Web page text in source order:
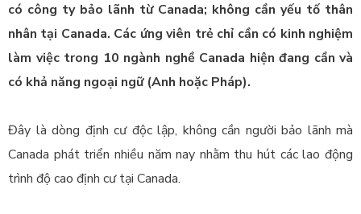
có công ty bảo lãnh từ Canada; không cần yếu tố thân
nhân tại Canada. Các ứng viên trẻ chỉ cần có kinh nghiệm
làm việc trong 10 ngành nghề Canada hiện đang cần và
có khả năng ngoại ngữ (Anh hoặc Pháp).
Đây là dòng định cư độc lập, không cần người bảo lãnh mà
Canada phát triển nhiều năm nay nhằm thu hút các lao động
trình độ cao định cư tại Canada.